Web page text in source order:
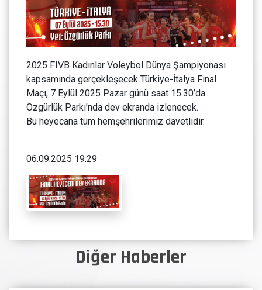
Diğer Haberler
2025 FIVB Kadınlar Voleybol Dünya Şampiyonası
kapsamında gerçekleşecek Türkiye-İtalya Final
Maçı, 7 Eylül 2025 Pazar günü saat 15.30’da
Özgürlük Parkı'nda dev ekranda izlenecek.
Bu heyecana tüm hemşehrilerimiz davetlidir.
06.09.2025 19:29